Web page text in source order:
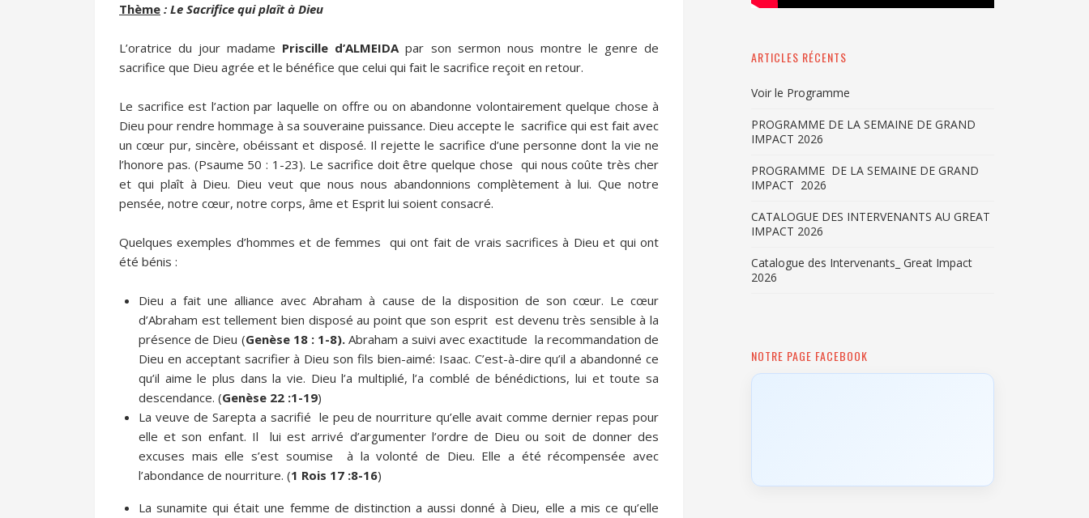
Thème : Le Sacrifice qui plaît à Dieu
L’oratrice du jour madame Priscille d’ALMEIDApar son sermon nous montre le genre de
sacrifice que Dieu agrée et le bénéfice que celui qui fait le sacrifice reçoit en retour.
Le sacrifice est l’action par laquelle on offre ou on abandonne volontairement quelque chose à
Dieu pour rendre hommage à sa souveraine puissance. Dieu accepte le sacrifice qui est fait avec
un cœur pur, sincère, obéissant et disposé. Il rejette le sacrifice d’une personne dont la vie ne
l’honore pas. (Psaume 50 : 1-23). Le sacrifice doit être quelque chose qui nous coûte très cher
et qui plaît à Dieu. Dieu veut que nous nous abandonnions complètement à lui. Que notre
pensée, notre cœur, notre corps, âme et Esprit lui soient consacré.
Quelques exemples d’hommes et de femmes qui ont fait de vrais sacrifices à Dieu et qui ont
été bénis :
Dieu a fait une alliance avec Abraham à cause de la disposition de son cœur. Le cœur
d’Abraham est tellement bien disposé au point que son esprit est devenu très sensible à la
présence de Dieu (Genèse 18 : 1-8).Abraham a suivi avec exactitude la recommandation de
Dieu en acceptant sacrifier à Dieu son fils bien-aimé: Isaac. C’est-à-dire qu’il a abandonné ce
qu’il aime le plus dans la vie. Dieu l’a multiplié, l’a comblé de bénédictions, lui et toute sa
descendance. (Genèse 22 :1-19)
La veuve de Sarepta a sacrifié le peu de nourriture qu’elle avait comme dernier repas pour
elle et son enfant. Il lui est arrivé d’argumenter l’ordre de Dieu ou soit de donner des
excuses mais elle s’est soumise à la volonté de Dieu. Elle a été récompensée avec
l’abondance de nourriture. (1 Rois 17 :8-16)
La sunamite qui était une femme de distinction a aussi donné à Dieu, elle a mis ce qu’elle
ARTICLES RÉCENTS
Voir le Programme
PROGRAMME DE LA SEMAINE DE GRAND
IMPACT 2026
PROGRAMME DE LA SEMAINE DE GRAND
IMPACT 2026
CATALOGUE DES INTERVENANTS AU GREAT
IMPACT 2026
Catalogue des Intervenants_ Great Impact
2026
NOTRE PAGE FACEBOOK